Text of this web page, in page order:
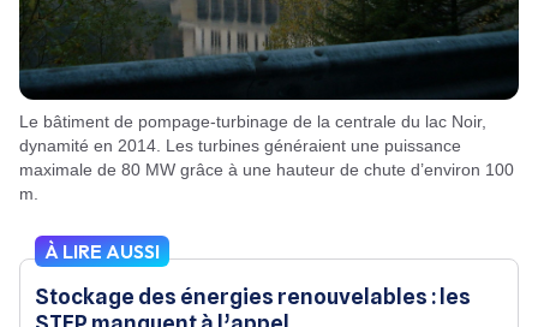
Le bâtiment de pompage-turbinage de la centrale du lac Noir,
dynamité en 2014. Les turbines généraient une puissance
maximale de 80 MW grâce à une hauteur de chute d’environ 100
m.
À LIRE AUSSI
Stockage des énergies renouvelables : les